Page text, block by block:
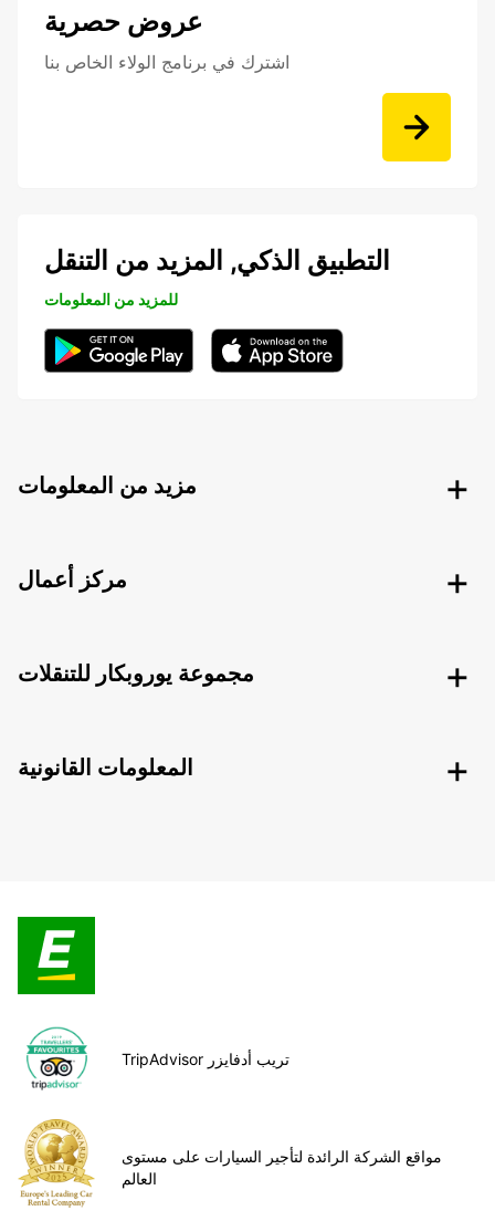
عروض حصرية
اشترك في برنامج الولاء الخاص بنا
التطبيق الذكي, المزيد من التنقل
للمزيد من المعلومات
مزيد من المعلومات
مركز أعمال
مجموعة يوروبكار للتنقلات
المعلومات القانونية
TripAdvisor تريب أدفايزر
مواقع الشركة الرائدة لتأجير السيارات على مستوى
العالم